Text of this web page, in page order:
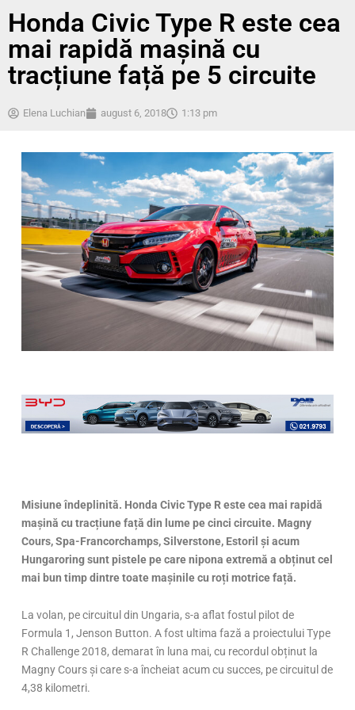
Honda Civic Type R este cea
mai rapidă mașină cu
tracțiune față pe 5 circuite
Elena Luchian august 6, 2018 1:13 pm
Misiune îndeplinită. Honda Civic Type R este cea mai rapidă
mașină cu tracțiune față din lume pe cinci circuite. Magny
Cours, Spa-Francorchamps, Silverstone, Estoril și acum
Hungaroring sunt pistele pe care nipona extremă a obținut cel
mai bun timp dintre toate mașinile cu roți motrice față.
La volan, pe circuitul din Ungaria, s-a aflat fostul pilot de
Formula 1, Jenson Button. A fost ultima fază a proiectului Type
R Challenge 2018, demarat în luna mai, cu recordul obținut la
Magny Cours și care s-a încheiat acum cu succes, pe circuitul de
4,38 kilometri.